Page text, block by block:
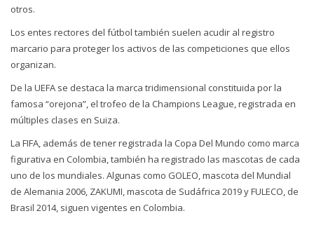
otros.
Los entes rectores del fútbol también suelen acudir al registro
marcario para proteger los activos de las competiciones que ellos
organizan.
De la UEFA se destaca la marca tridimensional constituida por la
famosa “orejona”, el trofeo de la Champions League, registrada en
múltiples clases en Suiza.
La FIFA, además de tener registrada la Copa Del Mundo como marca
figurativa en Colombia, también ha registrado las mascotas de cada
uno de los mundiales. Algunas como GOLEO, mascota del Mundial
de Alemania 2006, ZAKUMI, mascota de Sudáfrica 2019 y FULECO, de
Brasil 2014, siguen vigentes en Colombia.